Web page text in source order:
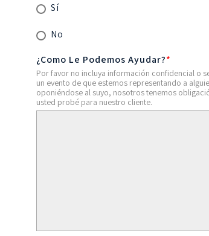
Sí
No
¿Como Le Podemos Ayudar?*
Por favor no incluya información confidencial o
un evento de que estemos representando a
oponiéndose al suyo, nosotros tenemos
usted probé para nuestro cliente.